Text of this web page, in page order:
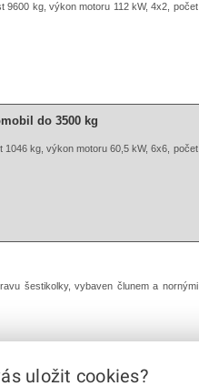
9600 kg, výkon motoru 112 kW, 4x2, počet
do 3500 kg
kg, výkon motoru 60,5 kW, 6x6, počet
šestikolky, vybaven člunem a nornými
uložit cookies?